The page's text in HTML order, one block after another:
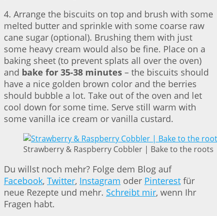
4. Arrange the biscuits on top and brush with some
melted butter and sprinkle with some coarse raw
cane sugar (optional). Brushing them with just
some heavy cream would also be fine. Place on a
baking sheet (to prevent splats all over the oven)
and bake for 35-38 minutes – the biscuits should
have a nice golden brown color and the berries
should bubble a lot. Take out of the oven and let
cool down for some time. Serve still warm with
some vanilla ice cream or vanilla custard.
Strawberry & Raspberry Cobbler | Bake to the roots
Du willst noch mehr? Folge dem Blog auf
Facebook, Twitter, Instagram oder Pinterest für
neue Rezepte und mehr. Schreibt mir, wenn Ihr
Fragen habt.